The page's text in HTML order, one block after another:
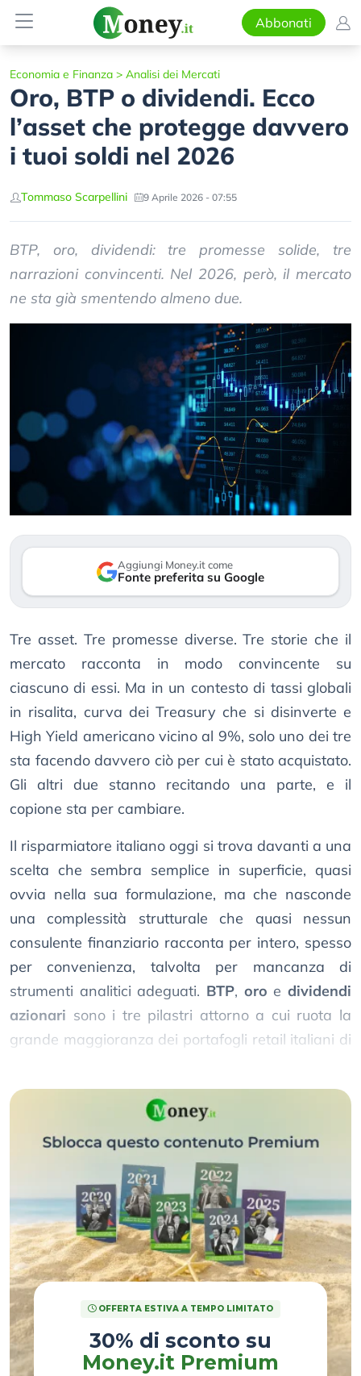
Abbonati
Economia e Finanza > Analisi dei Mercati
Oro, BTP o dividendi. Ecco
l’asset che protegge davvero
i tuoi soldi nel 2026
Tommaso Scarpellini 9 Aprile 2026 - 07:55
BTP, oro, dividendi: tre promesse solide, tre
narrazioni convincenti. Nel 2026, però, il mercato
ne sta già smentendo almeno due.
Aggiungi Money.it come
Fonte preferita su Google
Tre asset. Tre promesse diverse. Tre storie che il
mercato racconta in modo convincente su
ciascuno di essi. Ma in un contesto di tassi globali
in risalita, curva dei Treasury che si disinverte e
High Yield americano vicino al 9%, solo uno dei tre
sta facendo davvero ciò per cui è stato acquistato.
Gli altri due stanno recitando una parte, e il
copione sta per cambiare.
Il risparmiatore italiano oggi si trova davanti a una
scelta che sembra semplice in superficie, quasi
ovvia nella sua formulazione, ma che nasconde
una complessità strutturale che quasi nessun
consulente finanziario racconta per intero, spesso
per convenienza, talvolta per mancanza di
strumenti analitici adeguati. BTP, oro edividendi
azionari sono i tre pilastri attorno a cui ruota la
grande maggioranza dei portafogli retail italiani di
OFFERTA ESTIVA A TEMPO LIMITATO
30% di sconto su
Money.it Premium